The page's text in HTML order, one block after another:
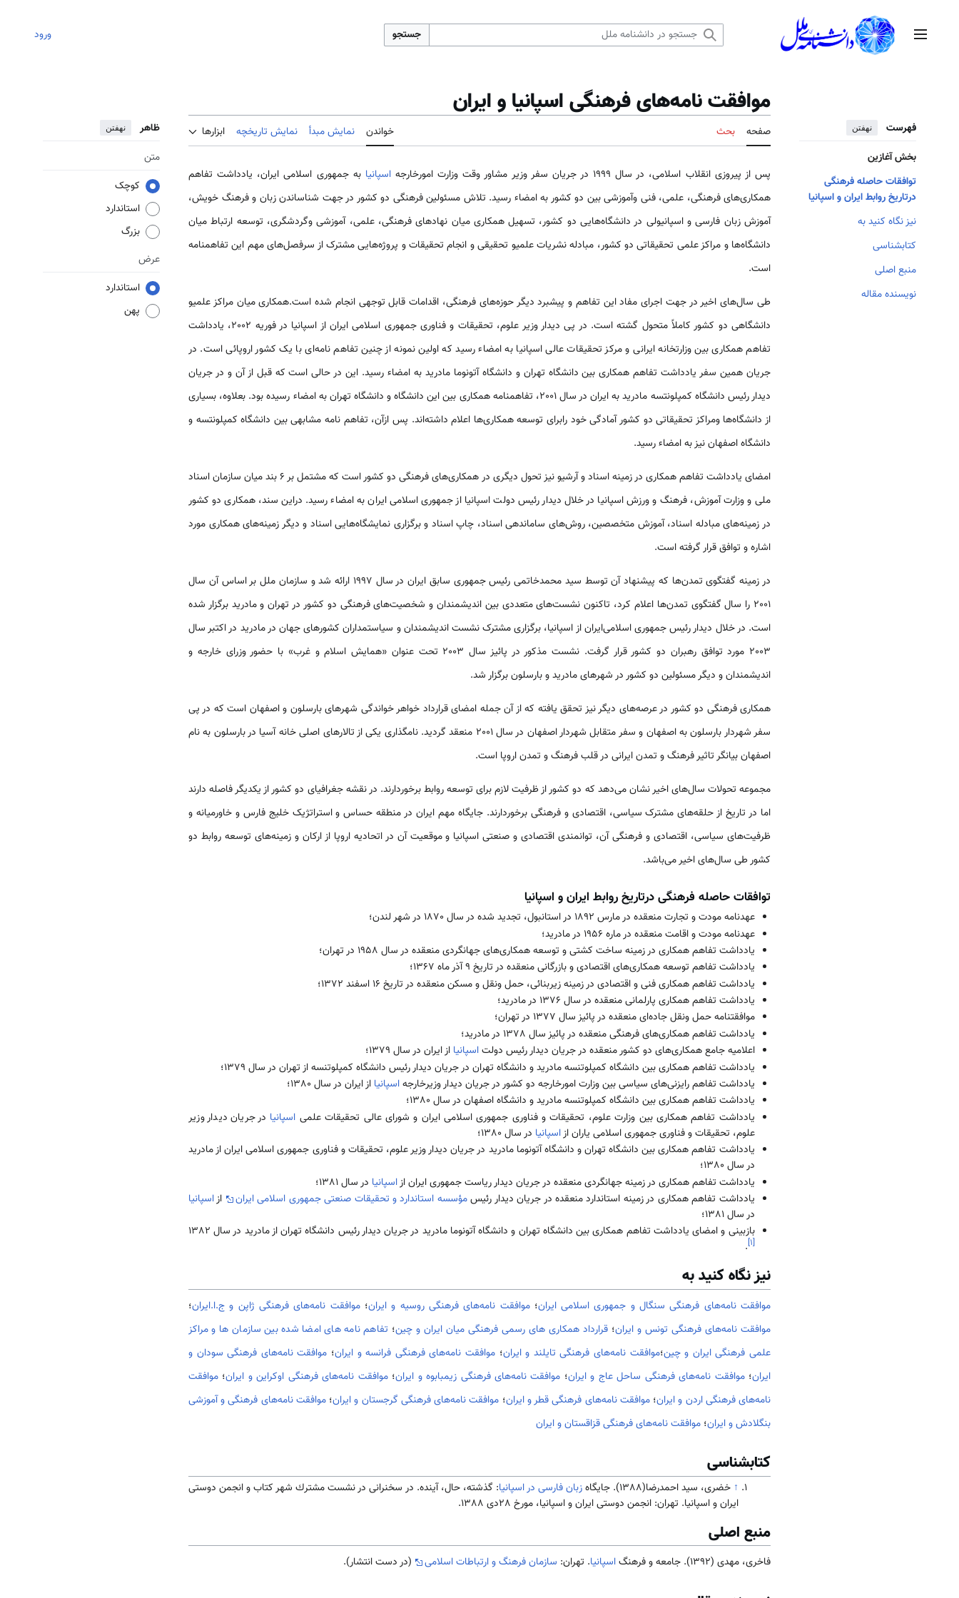
منوی اصلی جستجو ورود
فهرست نهفتن
بخش آغازین
توافقات حاصله فرهنگی
درتاریخ روابط ایران و اسپانیا
نیز نگاه کنید به
کتابشناسی
منبع اصلی
نویسنده مقاله
موافقت نامه‌های فرهنگی اسپانیا و ایران
صفحه بحث خواندن نمایش مبدأ نمایش تاریخچه ابزارها ظاهر نهفتن
متن
کوچک
استاندارد
بزرگ
عرض
استاندارد
پهن
پس از پیروزی انقلاب اسلا‌‌‌می‌‌‌، در سال 1999 در جریان سفر وزیر مشاور وقت وزارت امورخارجه اسپانیا به جمهوری اسلا‌‌‌می‌‌‌‌ ایران، یادداشت تفاهم
همکاری‌های فرهنگی، علمی‌‌‌، فنی وآموزشی بین دو کشور به امضاء رسید. تلاش مسئولین فرهنگی دو کشور در جهت شناساندن زبان و فرهنگ خویش،
آموزش زبان فارسی و اسپانیولی در دانشگاه‌‌هایی دو کشور، تسهیل همکاری ‌‌‌میان نهاد‌های فرهنگی، علمی‌‌‌، آموزشی وگردشگری، توسعه ارتباط ‌‌‌میان
دانشگاه‌ها و مراکز علمی تحقیقاتی دو کشور، مبادله نشریات علمیو تحقیقی و انجام تحقیقات و پروژه‌‌هایی مشترک از سرفصل‌های مهم این تفاهمنامه
است.
طی سال‌های اخیر در جهت اجرای مفاد این تفاهم و پیشبرد دیگر حوزه‌‌های فرهنگی، اقدامات قابل توجهی انجام شده است.همکاری ‌‌‌میان مراکز علمیو
دانشگاهی دو کشور کاملاً متحول گشته است. در پی دیدار وزیر علوم، تحقیقات و فناوری جمهوری اسلا‌‌‌می‌‌‌‌ ایران از اسپانیا در فوریه 2002، یادداشت
تفاهم همکاری بین وزارتخانه ایرانی و مرکز تحقیقات عالی اسپانیا به امضاء رسید که اولین نمونه از چنین تفاهم نامه‌ای با یک کشور اروپائی است. در
جریان همین سفر یادداشت تفاهم همکاری بین دانشگاه تهران و دانشگاه آتونوما مادرید به امضاء رسید. این در حالی است که قبل از آن و در جریان
دیدار رئیس دانشگاه کمپلونتسه مادرید به ایران در سال 2001، تفاهمنامه همکاری بین این دانشگاه و دانشگاه تهران به امضاء رسیده بود. بعلاوه، بسیاری
از دانشگاه‌ها ومراکز تحقیقاتی دو کشور آمادگی خود رابرای توسعه همکاری‌ها اعلام داشته‌اند. پس ازآن، تفاهم نامه مشابهی بین دانشگاه کمپلونتسه و
دانشگاه اصفهان نیز به امضاء رسید.
امضای یادداشت تفاهم همکاری در زمینه اسناد و آرشیو نیز تحول دیگری در همکاری‌های فرهنگی دو کشور است که مشتمل بر 6 بند ‌‌‌میان سازمان اسناد
ملی و وزارت آموزش، فرهنگ و ورزش اسپانیا در خلال دیدار رئیس دولت اسپانیا از جمهوری اسلا‌‌‌می‌‌‌‌ ایران به امضاء رسید. دراین سند، همکاری دو کشور
در زمینه‌های مبادله اسناد، آموزش متخصصین، روش‌های ساماندهی اسناد، چاپ اسناد و برگزاری نمایشگاه‌‌هایی اسناد و دیگر زمینه‌های همکاری مورد
اشاره و توافق قرار گرفته است.
در زمینه گفتگوی تمدن‌ها که پیشنهاد آن توسط سید محمدخاتمی‌‌‌‌ رئیس جمهوری سابق ایران در سال 1997 ارائه شد و سازمان ملل بر اساس آن سال
2001 را سال گفتگوی تمدن‌ها اعلام کرد، تاکنون نشست‌های متعددی بین اندیشمندان و شخصیت‌های فرهنگی دو کشور در تهران و مادرید برگزار شده
است. در خلال دیدار رئیس جمهوری اسلا‌‌‌می‌‌‌‌ایران از اسپانیا، برگزاری مشترک نشست اندیشمندان و سیاستمداران کشور‌های جهان در مادرید در اکتبر سال
2003 مورد توافق رهبران دو کشور قرار گرفت. نشست مذکور در پائیز سال 2003 تحت عنوان «همایش اسلام و غرب» با حضور وزرای خارجه و
اندیشمندان و دیگر مسئولین دو کشور در شهر‌های مادرید و بارسلون برگزار شد.
همکاری فرهنگی دو کشور در عرصه‌‌های دیگر نیز تحقق یافته که از آن جمله امضای قرارداد خواهر خواندگی شهر‌های بارسلون و اصفهان است که در پی
سفر شهردار بارسلون به اصفهان و سفر متقابل شهردار اصفهان در سال 2001 منعقد گردید. نامگذاری یکی از تالارهای اصلی خانه آسیا در بارسلون به نام
اصفهان بیانگر تاثیر فرهنگ و تمدن ایرانی در قلب فرهنگ و تمدن اروپا است.
مجموعه تحولات سال‌های اخیر نشان ‌‌‌می‌‌‌دهد که دو کشور از ظرفیت لازم برای توسعه روابط برخوردارند. در نقشه جغرافیای دو کشور از یکدیگر فاصله دارند
اما در تاریخ از حلقه‌‌های مشترک سیاسی، اقتصادی و فرهنگی برخوردارند. جایگاه مهم ایران در منطقه حساس و استراتژیک خلیج فارس و خاور‌‌‌میانه و
ظرفیت‌های سیاسی، اقتصادی و فرهنگی آن، توانمندی اقتصادی و صنعتی اسپانیا و موقعیت آن در اتحادیه اروپا از ارکان و زمینه‌های توسعه روابط دو
کشور طی سال‌های اخیر ‌‌‌می‌‌‌باشد.
توافقات حاصله فرهنگی درتاریخ روابط ایران و اسپانیا
عهدنامه مودت و تجارت منعقده در مارس 1892 در استانبول، تجدید شده در سال 1870 در شهر لندن؛
عهدنامه مودت و اقامت منعقده در ماره 1956 در مادرید؛
یادداشت تفاهم همکاری در زمینه ساخت کشتی و توسعه همکاری‌های جهانگردی منعقده در سال 1958 در تهران؛
یادداشت تفاهم توسعه همکاری‌های اقتصادی و بازرگانی منعقده در تاریخ 9 آذر ماه 1367؛
یادداشت تفاهم همکاری فنی و اقتصادی در زمینه زیربنائی، حمل ونقل و مسکن منعقده در تاریخ 16 اسفند 1372؛
یادداشت تفاهم همکاری پارلمانی منعقده در سال 1376 در مادرید؛
موافقتنامه حمل ونقل جاده‌ای منعقده در پائیز سال 1377 در تهران؛
یادداشت تفاهم همکاری‌های فرهنگی منعقده در پائیز سال 1378 در مادرید؛
اعلا‌‌‌میه جامع همکاری‌های دو کشور منعقده در جریان دیدار رئیس دولتاسپانیا از ایران در سال 1379؛
یادداشت تفاهم همکاری بین دانشگاه کمپلوتنسه مادرید و دانشگاه تهران در جریان دیدار رئیس دانشگاه کمپلوتنسه از تهران در سال 1379؛
یادداشت تفاهم رایزنی‌های سیاسی بین وزارت امورخارجه دو کشور در جریان دیدار وزیرخارجهاسپانیا از ایران در سال 1380؛
یادداشت تفاهم همکاری بین دانشگاه کمپلوتنسه مادرید و دانشگاه اصفهان در سال 1380؛
یادداشت تفاهم همکاری بین وزارت علوم، تحقیقات و فناوری جمهوری اسلا‌‌‌می‌‌‌‌ ایران و شورای عالی تحقیقات علمی اسپانیا در جریان دیدار وزیر
علوم، تحقیقات و فناوری جمهوری اسلا‌‌‌می‌‌‌‌ یاران ازاسپانیا در سال 1380؛
یادداشت تفاهم همکاری بین دانشگاه تهران و دانشگاه آتونوما مادرید در جریان دیدار وزیر علوم، تحقیقات و فناوری جمهوری اسلا‌‌‌می‌‌‌‌ ایران از مادرید
در سال 1380؛
یادداشت تفاهم همکاری در زمینه جهانگردی منعقده در جریان دیدار ریاست جمهوری ایران ازاسپانیا در سال 1381؛
یادداشت تفاهم همکاری در زمینه استاندارد منعقده در جریان دیدار رئیسمؤسسه استاندارد و تحقیقات صنعتی جمهوری اسلا‌‌‌می‌‌‌‌ ایران ازاسپانیا
در سال 1381؛
بازبینی و امضای یادداشت تفاهم همکاری بین دانشگاه تهران و دانشگاه آتونوما مادرید در جریان دیدار رئیس دانشگاه تهران از مادرید در سال 1382
[۱]
.
نیز نگاه کنید به
موافقت نامه‌های فرهنگی سنگال و جمهوری اسلامی ایران؛موافقت نامه‌های فرهنگی روسیه و ایران؛موافقت نامه‌های فرهنگی ژاپن و ج.ا.ایران؛
موافقت نامه‌های فرهنگی تونس و ایران؛ قرارداد همکاری های رسمی فرهنگی میان ایران و چین؛ تفاهم نامه های امضا شده بین سازمان ها و مراکز
علمی فرهنگی ایران و چین؛موافقت نامه‌های فرهنگی تایلند و ایران؛ موافقت نامه‌های فرهنگی فرانسه و ایران؛ موافقت نامه‌های فرهنگی سودان و
ایران؛موافقت نامه‌های فرهنگی ساحل عاج و ایران؛ موافقت نامه‌های فرهنگی زیمبابوه و ایران؛موافقت نامه‌های فرهنگی اوکراین و ایران؛ موافقت
نامه‌های فرهنگی اردن و ایران؛موافقت نامه‌های فرهنگی قطر و ایران؛ موافقت نامه‌های فرهنگی گرجستان و ایران؛موافقت نامه‌های فرهنگی و آموزشی
بنگلادش و ایران؛ موافقت نامه‌های فرهنگی قزاقستان و ایران
کتابشناسی
↑ خضری، سید احمدرضا(1388). جایگاه زبان فارسی در اسپانیا: گذشته، حال، آینده. در سخنرانی در نشست مشترك شهر كتاب و انجمن دوستی
ایران و اسپانیا. تهران: انجمن دوستی ایران و اسپانیا، مورخ 28دی 1388.
منبع اصلی
فاخری، مهدی (1392). جامعه و فرهنگ اسپانیا. تهران: سازمان فرهنگ و ارتباطات اسلامی (در دست انتشار).